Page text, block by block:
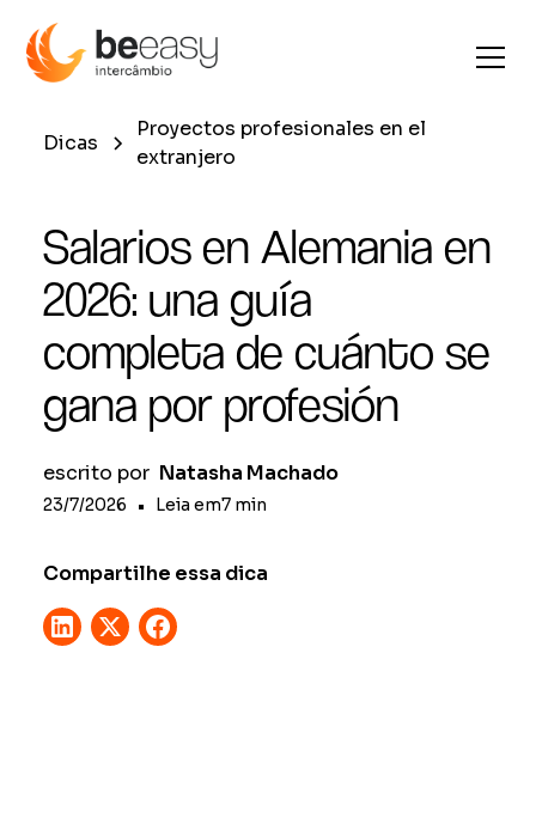
Dicas
Proyectos profesionales en el
extranjero
Salarios en Alemania en
2026: una guía
completa de cuánto se
gana por profesión
escrito por Natasha Machado
23/7/2026 • Leia em7 min
Compartilhe essa dica